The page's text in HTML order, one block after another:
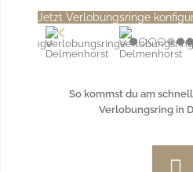
Jetzt Verlobungsringe
So kommst du am
Verlobungsring in